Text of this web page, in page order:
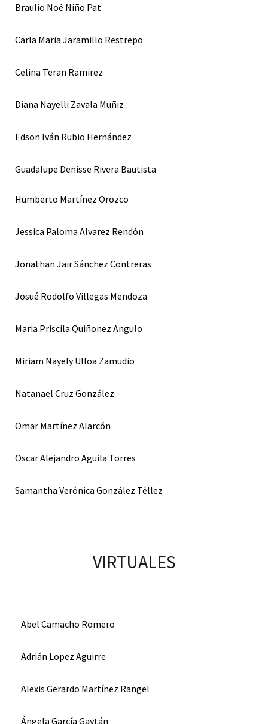
Braulio Noé Niño Pat
Carla Maria Jaramillo Restrepo
Celina Teran Ramirez
Diana Nayelli Zavala Muñiz
Edson Iván Rubio Hernández
Guadalupe Denisse Rivera Bautista
Humberto Martínez Orozco
Jessica Paloma Alvarez Rendón
Jonathan Jair Sánchez Contreras
Josué Rodolfo Villegas Mendoza
Maria Priscila Quiñonez Angulo
Miriam Nayely Ulloa Zamudio
Natanael Cruz González
Omar Martínez Alarcón
Oscar Alejandro Aguila Torres
Samantha Verónica González Téllez
VIRTUALES
Abel Camacho Romero
Adrián Lopez Aguirre
Alexis Gerardo Martínez Rangel
Ángela García Gaytán